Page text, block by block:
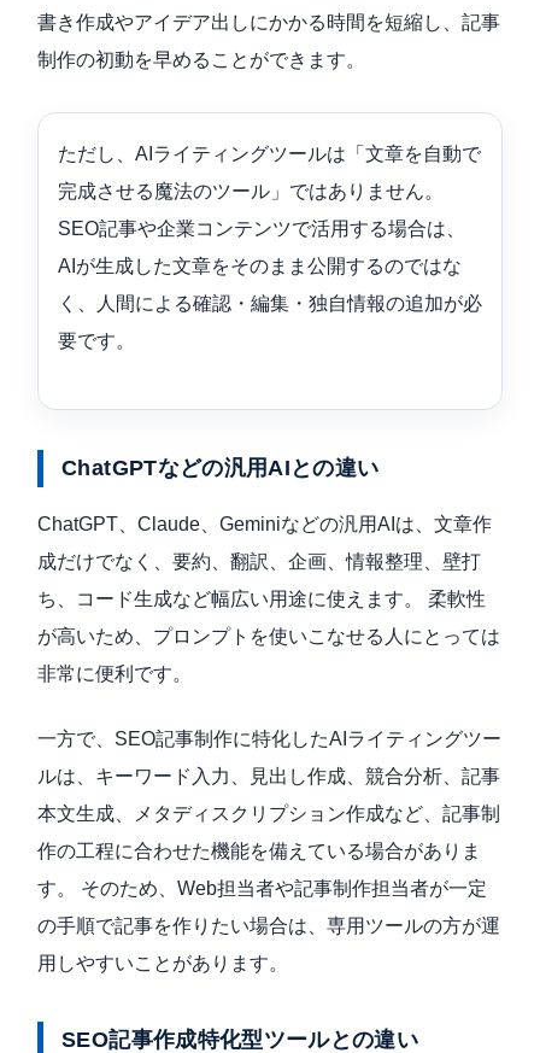
書き作成やアイデア出しにかかる時間を短縮し、記事
制作の初動を早めることができます。
ただし、AIライティングツールは「文章を自動で
完成させる魔法のツール」ではありません。
SEO記事や企業コンテンツで活用する場合は、
AIが生成した文章をそのまま公開するのではな
く、人間による確認・編集・独自情報の追加が必
要です。
ChatGPTなどの汎用AIとの違い
ChatGPT、Claude、Geminiなどの汎用AIは、文章作
成だけでなく、要約、翻訳、企画、情報整理、壁打
ち、コード生成など幅広い用途に使えます。 柔軟性
が高いため、プロンプトを使いこなせる人にとっては
非常に便利です。
一方で、SEO記事制作に特化したAIライティングツー
ルは、キーワード入力、見出し作成、競合分析、記事
本文生成、メタディスクリプション作成など、記事制
作の工程に合わせた機能を備えている場合がありま
す。 そのため、Web担当者や記事制作担当者が一定
の手順で記事を作りたい場合は、専用ツールの方が運
用しやすいことがあります。
SEO記事作成特化型ツールとの違い